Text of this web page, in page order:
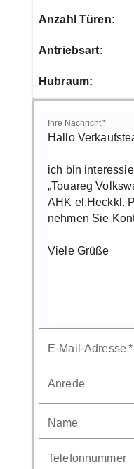
Anzahl Türen:
Antriebsart:
Hubraum:
Ihre Nachricht*
E-Mail-Adresse*
Anrede
Name
Telefonnummer